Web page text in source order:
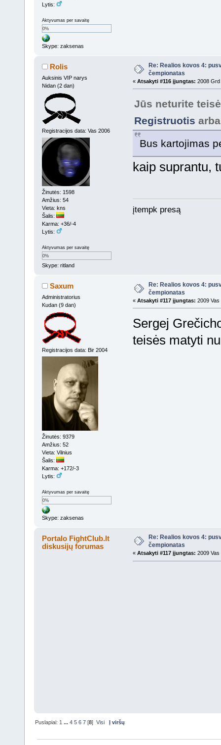
Lytis:
Aktyvumas per savaitę
0%
Skype: zaksenas
Rolis
Auksinis VIP narys
Nidan (2 dan)
Registracijos data: Vas 2006
Žinutės: 1598
Amžius: 54
Vieta: kns
Šalis:
Karma: +36/-4
Lytis:
Aktyvumas per savaitę
0%
Skype: ritland
Re: Realios kovos 4:
čempionatas
« Atsakyti #116 įjungtas: 2008 Grd
Jūs neturite
Registruotis
Bus kartojimas
kaip suprantu,
įtempk presą
Saxum
Administratorius
Kudan (9 dan)
Registracijos data: Bir 2004
Žinutės: 9379
Amžius: 52
Vieta: Vilnius
Šalis:
Karma: +172/-3
Lytis:
Aktyvumas per savaitę
0%
Skype: zaksenas
Re: Realios kovos 4:
čempionatas
« Atsakyti #117 įjungtas: 2009 Vas
Sergej
teisės matyti
Portalo FightClub.lt
diskusijų forumas
Re: Realios kovos 4:
čempionatas
« Atsakyti #117 įjungtas: 2009 Vas
Puslapiai: 1 ...4 5 6 7 [8]Visi Į viršų